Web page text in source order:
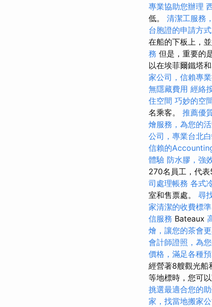
專業協助您辦理
低。 清潔工服務
台胞證的申請方式
在船的下板上，
務 但是，重要的
以在埃菲爾鐵塔
家公司，信賴專
無隱藏費用 經絡
住空間 巧妙的空
名乘客。 推薦優
燴服務，為您的
公司，專業台北
信賴的
體驗 防水膠，強
270名員工，代
司處理帳務 各式
室和售票處。 尋
家清潔的收費標準
信服務 Bateaux
燴，讓您的茶會
會計師證照，為
價格，滿足各種
經營著8艘觀光船
等地標時，您可
挑選最適合您的
家，找當地搬家